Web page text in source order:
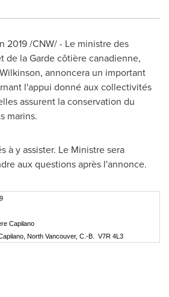
2019 /CNW/ - Le ministre des
de la Garde côtière canadienne,
, annoncera un important
l'appui donné aux collectivités
assurent la conservation du
marins.
à y assister. Le Ministresera
aux questions après l'annonce.
Capilano
North Vancouver, C.-B. V7R 4L3